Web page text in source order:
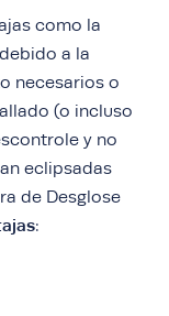
como la
a la
necesarios o
(o incluso
y no
eclipsadas
de Desglose
: